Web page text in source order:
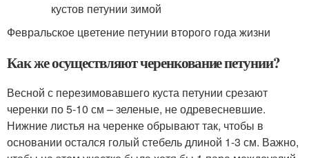
Февральское цветение петунии второго года жизни
Как же осуществляют черенкование петунии?
Весной с перезимовавшего куста петунии срезают
черенки по 5-10 см – зеленые, не одревесневшие.
Нижние листья на черенке обрывают так, чтобы в
основании остался голый стебель длиной 1-3 см. Важно,